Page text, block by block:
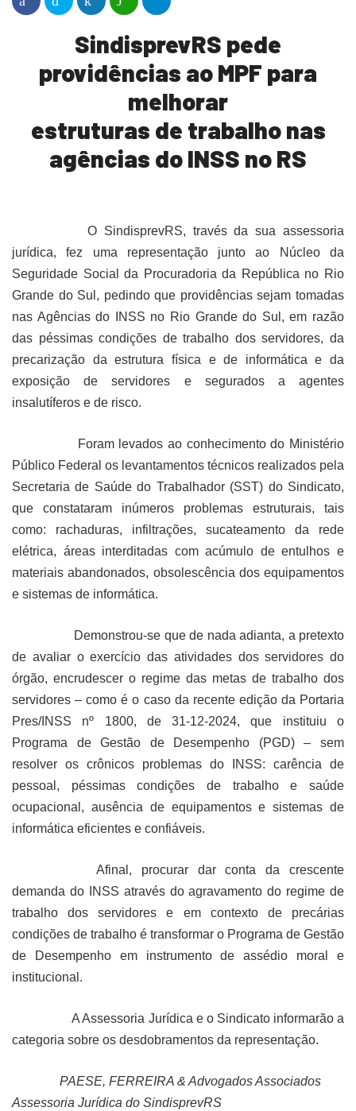
SindisprevRS pede
providências ao MPF para
melhorar
estruturas de trabalho nas
agências do INSS no RS
O SindisprevRS, través da sua assessoria
jurídica, fez uma representação junto ao Núcleo da
Seguridade Social da Procuradoria da República no Rio
Grande do Sul, pedindo que providências sejam tomadas
nas Agências do INSS no Rio Grande do Sul, em razão
das péssimas condições de trabalho dos servidores, da
precarização da estrutura física e de informática e da
exposição de servidores e segurados a agentes
insalutíferos e de risco.
Foram levados ao conhecimento do Ministério
Público Federal os levantamentos técnicos realizados pela
Secretaria de Saúde do Trabalhador (SST) do Sindicato,
que constataram inúmeros problemas estruturais, tais
como: rachaduras, infiltrações, sucateamento da rede
elétrica, áreas interditadas com acúmulo de entulhos e
materiais abandonados, obsolescência dos equipamentos
e sistemas de informática.
Demonstrou-se que de nada adianta, a pretexto
de avaliar o exercício das atividades dos servidores do
órgão, encrudescer o regime das metas de trabalho dos
servidores – como é o caso da recente edição da Portaria
Pres/INSS nº 1800, de 31-12-2024, que instituiu o
Programa de Gestão de Desempenho (PGD) – sem
resolver os crônicos problemas do INSS: carência de
pessoal, péssimas condições de trabalho e saúde
ocupacional, ausência de equipamentos e sistemas de
informática eficientes e confiáveis.
Afinal, procurar dar conta da crescente
demanda do INSS através do agravamento do regime de
trabalho dos servidores e em contexto de precárias
condições de trabalho é transformar o Programa de Gestão
de Desempenho em instrumento de assédio moral e
institucional.
A Assessoria Jurídica e o Sindicato informarão a
categoria sobre os desdobramentos da representação.
PAESE, FERREIRA & Advogados Associados
Assessoria Jurídica do SindisprevRS